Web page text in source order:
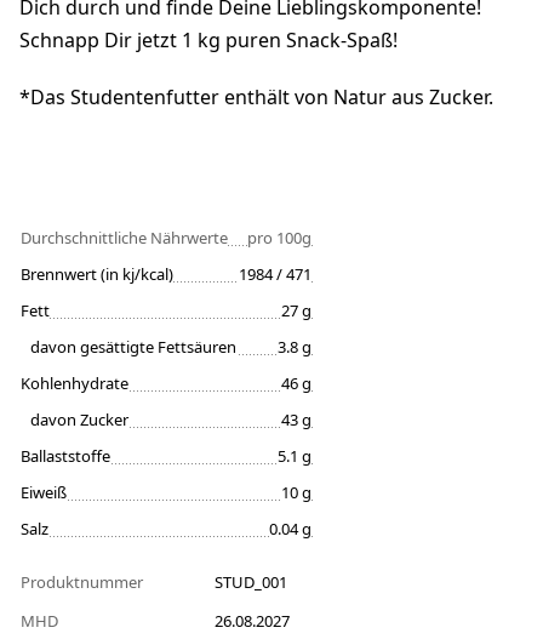
Dich durch und finde Deine Lieblingskomponente!
Schnapp Dir jetzt 1 kg puren Snack-Spaß!
*Das Studentenfutter enthält von Natur aus Zucker.
Durchschnittliche Nährwerte
pro 100g
Brennwert (in kj/kcal)
1984 / 471
Fett
27 g
davon gesättigte Fettsäuren
3.8 g
Kohlenhydrate
46 g
davon Zucker
43 g
Ballaststoffe
5.1 g
Eiweiß
10 g
Salz
0.04 g
Produktnummer
STUD_001
MHD
26.08.2027